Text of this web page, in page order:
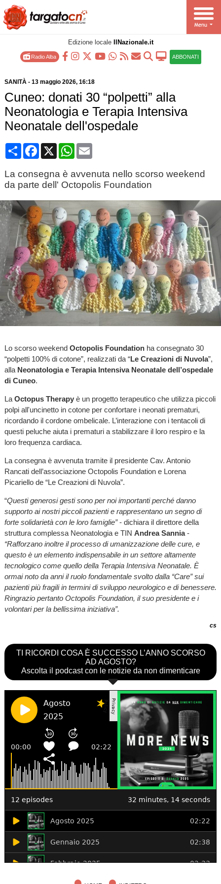
Edizione locale IlNazionale.it
Radio Alba ABBONATI
SANITÀ- 13 maggio 2026, 16:18
Cuneo: donati 30 “polpetti” alla
Neonatologia e Terapia Intensiva
Neonatale dell'ospedale
CondividiFacebook
X WhatsApp
Email
La consegna è avvenuta nello scorso weekend
da parte dell' Octopolis Foundation
Lo scorso weekend Octopolis Foundationha consegnato 30
“polpetti 100% di cotone”, realizzati da “Le Creazioni di Nuvola”,
alla Neonatologia e Terapia Intensiva Neonatale dell’ospedale
di Cuneo.
LaOctopus Therapy è un progetto terapeutico che utilizza piccoli
polpi all'uncinetto in cotone per confortare i neonati prematuri,
ricordando il cordone ombelicale. L’interazione con i tentacoli di
questi peluche aiuta i prematuri a stabilizzare il loro respiro e la
loro frequenza cardiaca.
La consegna è avvenuta tramite il presidente Cav. Antonio
Rancati dell’associazione Octopolis Foundation e Lorena
Picariello de “Le Creazioni di Nuvola”.
“Questi generosi gesti sono per noi importanti perché danno
supporto ai nostri piccoli pazienti e rappresentano un segno di
forte solidarietà con le loro famiglie”- dichiara il direttore della
struttura complessa Neonatologia e TIN Andrea Sannia-
“Rafforzano inoltre il processo di umanizzazione delle cure, e
questo è un elemento indispensabile in un settore altamente
tecnologico come quello della Terapia Intensiva Neonatale. È
ormai noto da anni il ruolo fondamentale svolto dalla “Care” sui
pazienti più fragili in termini di sviluppo neurologico e di benessere.
Ringrazio pertanto Octopolis Foundation, il suo presidente e i
volontari per la bellissima iniziativa”.
cs
TI RICORDI COSA È SUCCESSO L’ANNO SCORSO
AD AGOSTO?
Ascolta il podcast con le notizie da non dimenticare